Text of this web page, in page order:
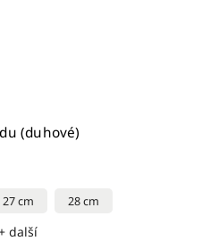
(duhové)
27 cm 28 cm
další